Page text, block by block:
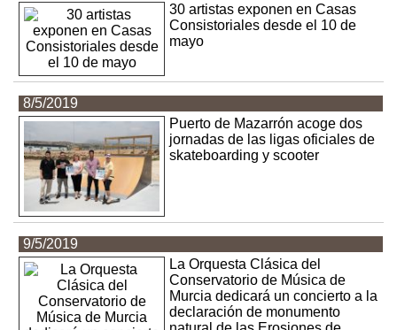
30 artistas exponen en Casas
Consistoriales desde el 10 de
mayo
8/5/2019
Puerto de Mazarrón acoge dos
jornadas de las ligas oficiales de
skateboarding y scooter
9/5/2019
La Orquesta Clásica del
Conservatorio de Música de
Murcia dedicará un concierto a la
declaración de monumento